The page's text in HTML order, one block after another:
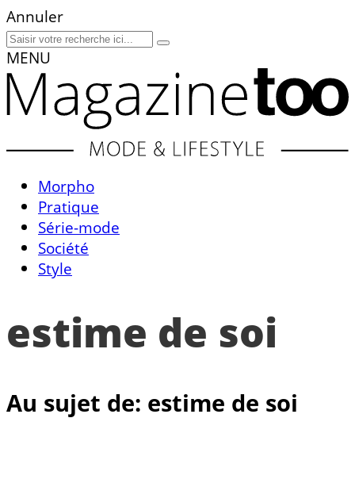
Annuler
MENU
Morpho
Pratique
Série-mode
Société
Style
estime de soi
Au sujet de: estime de soi